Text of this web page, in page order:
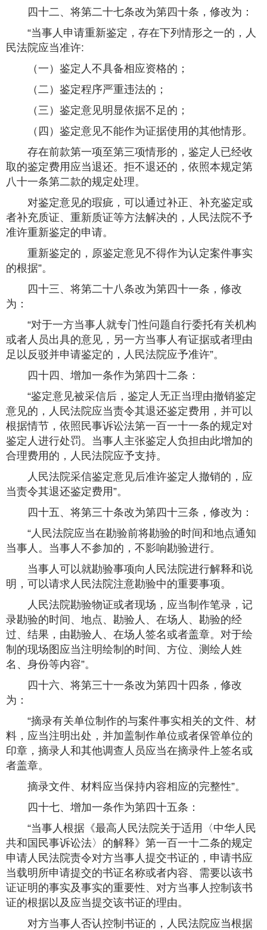
四十二、将第二十七条改为第四十条，修改为：
“当事人申请重新鉴定，存在下列情形之一的，人
民法院应当准许:
（一）鉴定人不具备相应资格的；
（二）鉴定程序严重违法的；
（三）鉴定意见明显依据不足的；
（四）鉴定意见不能作为证据使用的其他情形。
存在前款第一项至第三项情形的，鉴定人已经收
取的鉴定费用应当退还。拒不退还的，依照本规定第
八十一条第二款的规定处理。
对鉴定意见的瑕疵，可以通过补正、补充鉴定或
者补充质证、重新质证等方法解决的，人民法院不予
准许重新鉴定的申请。
重新鉴定的，原鉴定意见不得作为认定案件事实
的根据”。
四十三、将第二十八条改为第四十一条，修改
为：
“对于一方当事人就专门性问题自行委托有关机构
或者人员出具的意见，另一方当事人有证据或者理由
足以反驳并申请鉴定的，人民法院应予准许”。
四十四、增加一条作为第四十二条：
“鉴定意见被采信后，鉴定人无正当理由撤销鉴定
意见的，人民法院应当责令其退还鉴定费用，并可以
根据情节，依照民事诉讼法第一百一十一条的规定对
鉴定人进行处罚。当事人主张鉴定人负担由此增加的
合理费用的，人民法院应予支持。
人民法院采信鉴定意见后准许鉴定人撤销的，应
当责令其退还鉴定费用”。
四十五、将第三十条改为第四十三条，修改为：
“人民法院应当在勘验前将勘验的时间和地点通知
当事人。当事人不参加的，不影响勘验进行。
当事人可以就勘验事项向人民法院进行解释和说
明，可以请求人民法院注意勘验中的重要事项。
人民法院勘验物证或者现场，应当制作笔录，记
录勘验的时间、地点、勘验人、在场人、勘验的经
过、结果，由勘验人、在场人签名或者盖章。对于绘
制的现场图应当注明绘制的时间、方位、测绘人姓
名、身份等内容”。
四十六、将第三十一条改为第四十四条，修改
为：
“摘录有关单位制作的与案件事实相关的文件、材
料，应当注明出处，并加盖制作单位或者保管单位的
印章，摘录人和其他调查人员应当在摘录件上签名或
者盖章。
摘录文件、材料应当保持内容相应的完整性”。
四十七、增加一条作为第四十五条：
“当事人根据《最高人民法院关于适用〈中华人民
共和国民事诉讼法〉的解释》第一百一十二条的规定
申请人民法院责令对方当事人提交书证的，申请书应
当载明所申请提交的书证名称或者内容、需要以该书
证证明的事实及事实的重要性、对方当事人控制该书
证的根据以及应当提交该书证的理由。
对方当事人否认控制书证的，人民法院应当根据